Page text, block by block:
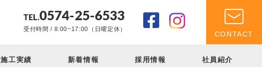
TEL.0574-25-6533
受付時間 / 8:00~17:00（日曜定休）
CONTACT
施工実績 新着情報 採用情報 社員紹介